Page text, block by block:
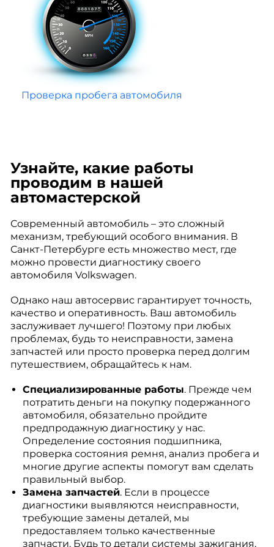
Проверка пробега автомобиля
Узнайте, какие работы
проводим в нашей
автомастерской
Современный автомобиль – это сложный
механизм, требующий особого внимания. В
Санкт-Петербурге есть множество мест, где
можно провести диагностику своего
автомобиля Volkswagen.
Однако наш автосервис гарантирует точность,
качество и оперативность. Ваш автомобиль
заслуживает лучшего! Поэтому при любых
проблемах, будь то неисправности, замена
запчастей или просто проверка перед долгим
путешествием, обращайтесь к нам.
Специализированные работы. Прежде чем
потратить деньги на покупку подержанного
автомобиля, обязательно пройдите
предпродажную диагностику у нас.
Определение состояния подшипника,
проверка состояния ремня, анализ пробега и
многие другие аспекты помогут вам сделать
правильный выбор.
Замена запчастей. Если в процессе
диагностики выявляются неисправности,
требующие замены деталей, мы
предоставляем только качественные
запчасти. Будь то детали системы зажигания,